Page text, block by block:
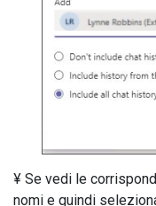
¥ Se vedi le
nomi e quindi